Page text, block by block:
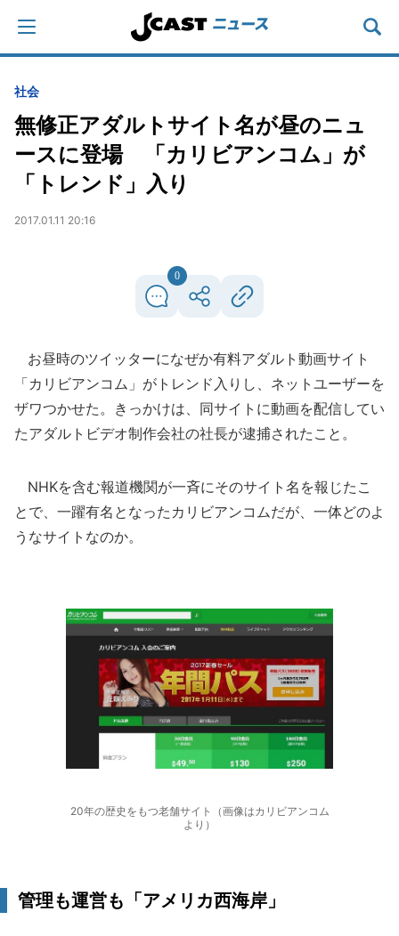
社会
無修正アダルトサイト名が昼のニュ
ースに登場 「カリビアンコム」が
「トレンド」入り
2017.01.11 20:16
0
お昼時のツイッターになぜか有料アダルト動画サイト
「カリビアンコム」がトレンド入りし、ネットユーザーを
ザワつかせた。きっかけは、同サイトに動画を配信してい
たアダルトビデオ制作会社の社長が逮捕されたこと。
NHKを含む報道機関が一斉にそのサイト名を報じたこ
とで、一躍有名となったカリビアンコムだが、一体どのよ
うなサイトなのか。
20年の歴史をもつ老舗サイト（画像はカリビアンコム
より）
管理も運営も「アメリカ西海岸」